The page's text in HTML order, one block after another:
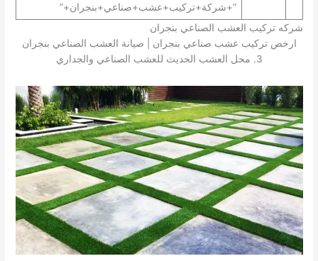
“+شركة+تركيب+عشب+صناعي+بنجران+”
شركه تركيب العشب الصناعي بنجران
ارخص تركيب عشب صناعي بنجران | صيانة العشب الصناعي بنجران
3. محل العشب الحديث للعشب الصناعي والجداري